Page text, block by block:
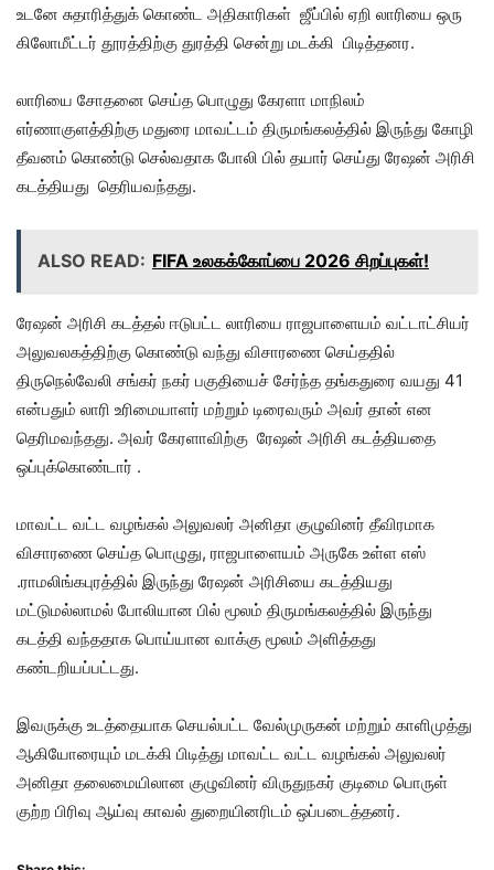
உடனே சுதாரித்துக் கொண்ட அதிகாரிகள் ஜீப்பில் ஏறி லாரியை ஒரு
கிலோமீட்டர் தூரத்திற்கு துரத்தி சென்று மடக்கி பிடித்தனர.
லாரியை சோதனை செய்த பொழுது கேரளா மாநிலம்
எர்ணாகுளத்திற்கு மதுரை மாவட்டம் திருமங்கலத்தில் இருந்து கோழி
தீவனம் கொண்டு செல்வதாக போலி பில் தயார் செய்து ரேஷன் அரிசி
கடத்தியது தெரியவந்தது.
ALSO READ: FIFA உலகக்கோப்பை 2026 சிறப்புகள்!
ரேஷன் அரிசி கடத்தல் ஈடுபட்ட லாரியை ராஜபாளையம் வட்டாட்சியர்
அலுவலகத்திற்கு கொண்டு வந்து விசாரணை செய்ததில்
திருநெல்வேலி சங்கர் நகர் பகுதியைச் சேர்ந்த தங்கதுரை வயது 41
என்பதும் லாரி உரிமையாளர் மற்றும் டிரைவரும் அவர் தான் என
தெரிமவந்தது. அவர் கேரளாவிற்கு ரேஷன் அரிசி கடத்தியதை
ஒப்புக்கொண்டார் .
மாவட்ட வட்ட வழங்கல் அலுவலர் அனிதா குழுவினர் தீவிரமாக
விசாரணை செய்த பொழுது, ராஜபாளையம் அருகே உள்ள எஸ்
.ராமலிங்கபுரத்தில் இருந்து ரேஷன் அரிசியை கடத்தியது
மட்டுமல்லாமல் போலியான பில் மூலம் திருமங்கலத்தில் இருந்து
கடத்தி வந்ததாக பொய்யான வாக்கு மூலம் அளித்தது
கண்டறியப்பட்டது.
இவருக்கு உடத்தையாக செயல்பட்ட வேல்முருகன் மற்றும் காளிமுத்து
ஆகியோரையும் மடக்கி பிடித்து மாவட்ட வட்ட வழங்கல் அலுவலர்
அனிதா தலைமையிலான குழுவினர் விருதுநகர் குடிமை பொருள்
குற்ற பிரிவு ஆய்வு காவல் துறையினரிடம் ஒப்படைத்தனர்.